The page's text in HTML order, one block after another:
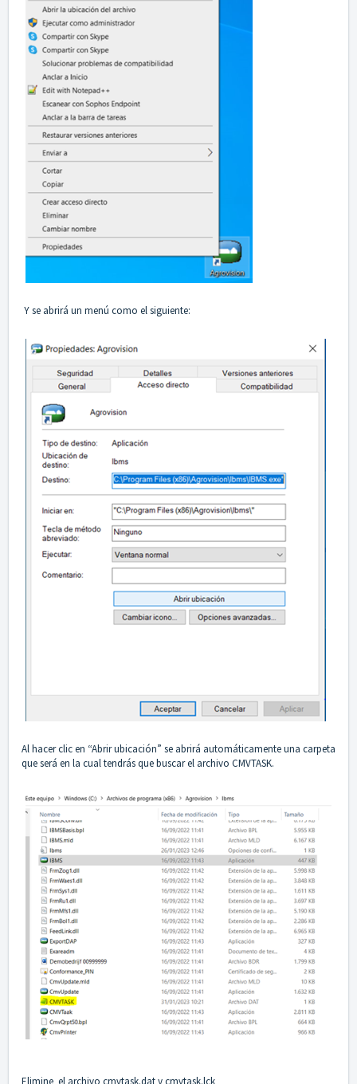
Y se abrirá un menú como el siguiente:
Al hacer clic en “Abrir ubicación” se abrirá automáticamente una carpeta
que será en la cual tendrás que buscar el archivo CMVTASK.
Elimine el archivo cmvtask.dat y cmvtask.lck